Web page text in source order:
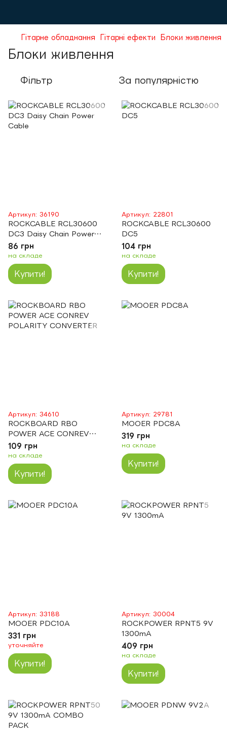
Гітарне обладнання Гітарні ефекти Блоки живлення
Блоки живлення
Фільтр За популярністю
Артикул: 36190
ROCKCABLE RCL30600
DC3 Daisy Chain Power
Cable
86 грн
на складе
Купити!
Артикул: 22801
ROCKCABLE RCL30600
DC5
104 грн
на складе
Купити!
Артикул: 34610
ROCKBOARD RBO
POWER ACE CONREV
POLARITY CONVERTER
109 грн
на складе
Купити!
Артикул: 29781
MOOER PDC8A
319 грн
на складе
Купити!
Артикул: 33188
MOOER PDC10A
331 грн
уточняйте
Купити!
Артикул: 30004
ROCKPOWER RPNT5 9V
1300mA
409 грн
на складе
Купити!